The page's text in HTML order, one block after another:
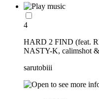
4
HARD 2 FIND (feat.
NASTY-K, calimshot
sarutobiii